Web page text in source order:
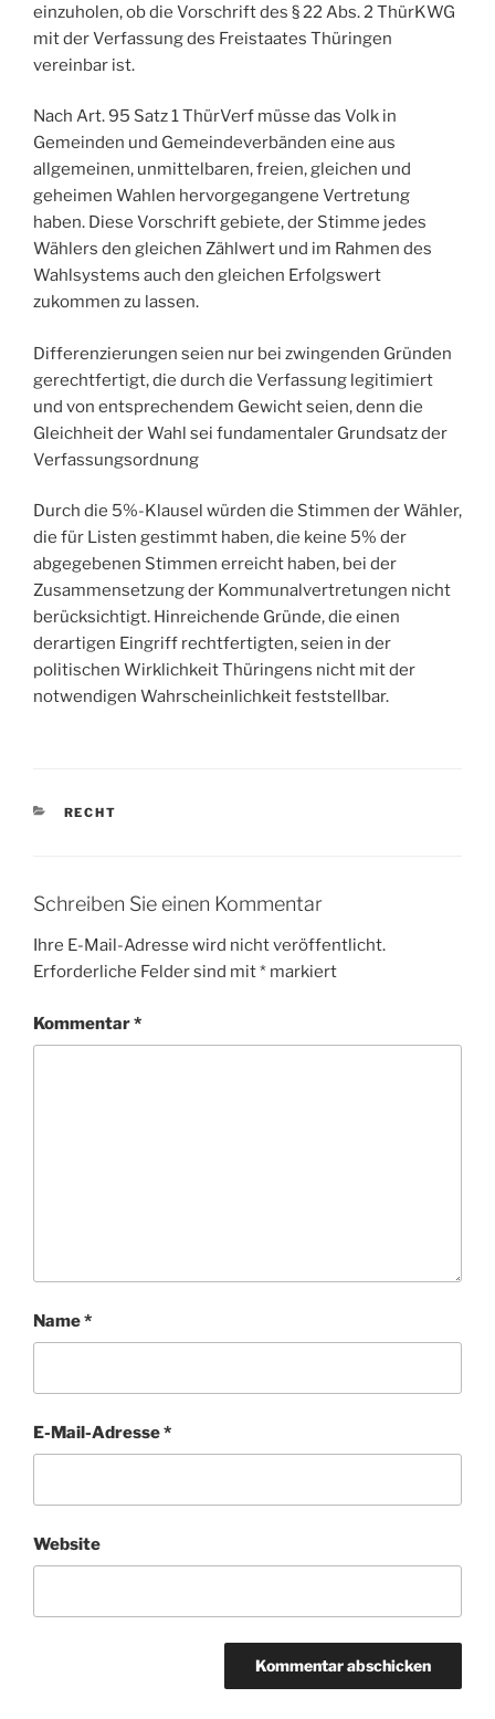
einzuholen, ob die Vorschrift des § 22 Abs. 2 ThürKWG
mit der Verfassung des Freistaates Thüringen
vereinbar ist.
Nach Art. 95 Satz 1 ThürVerf müsse das Volk in
Gemeinden und Gemeindeverbänden eine aus
allgemeinen, unmittelbaren, freien, gleichen und
geheimen Wahlen hervorgegangene Vertretung
haben. Diese Vorschrift gebiete, der Stimme jedes
Wählers den gleichen Zählwert und im Rahmen des
Wahlsystems auch den gleichen Erfolgswert
zukommen zu lassen.
Differenzierungen seien nur bei zwingenden Gründen
gerechtfertigt, die durch die Verfassung legitimiert
und von entsprechendem Gewicht seien, denn die
Gleichheit der Wahl sei fundamentaler Grundsatz der
Verfassungsordnung
Durch die 5%-Klausel würden die Stimmen der Wähler,
die für Listen gestimmt haben, die keine 5% der
abgegebenen Stimmen erreicht haben, bei der
Zusammensetzung der Kommunalvertretungen nicht
berücksichtigt. Hinreichende Gründe, die einen
derartigen Eingriff rechtfertigten, seien in der
politischen Wirklichkeit Thüringens nicht mit der
notwendigen Wahrscheinlichkeit feststellbar.
KATEGORIEN
RECHT
Schreiben Sie einen Kommentar
Ihre E-Mail-Adresse wird nicht veröffentlicht.
Erforderliche Felder sind mit* markiert
Kommentar*
Name*
E-Mail-Adresse*
Website